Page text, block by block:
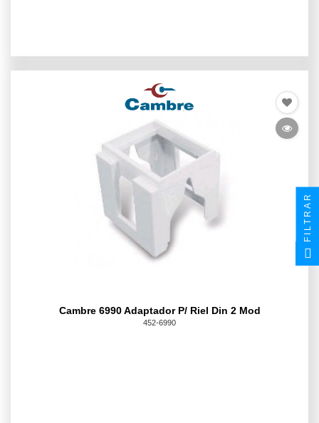
Cambre 6990 Adaptador P/ Riel Din 2 Mod
452-6990
FILTRAR